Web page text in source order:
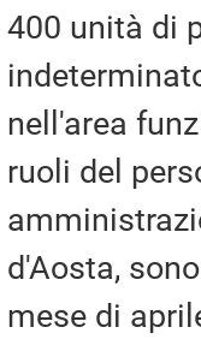
400 unità di
nell'area
ruoli del
d'Aosta,
mese di